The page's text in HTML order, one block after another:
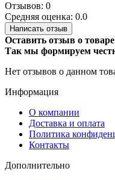
Отзывов: 0
Средняя оценка: 0.0
Написать отзыв
Оставить отзыв о
Так мы формируем
Нет отзывов о данном
Информация
О компании
Доставка и оплата
Политика
Контакты
Дополнительно